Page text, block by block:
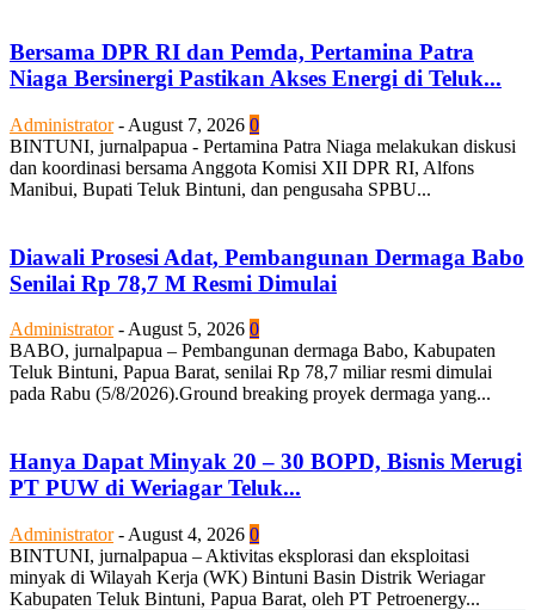
Bersama DPR RI dan Pemda, Pertamina Patra
Niaga Bersinergi Pastikan Akses Energi di Teluk...
Administrator - August 7, 2026 0
BINTUNI, jurnalpapua - Pertamina Patra Niaga melakukan diskusi
dan koordinasi bersama Anggota Komisi XII DPR RI, Alfons
Manibui, Bupati Teluk Bintuni, dan pengusaha SPBU...
Diawali Prosesi Adat, Pembangunan Dermaga Babo
Senilai Rp 78,7 M Resmi Dimulai
Administrator - August 5, 2026 0
BABO, jurnalpapua – Pembangunan dermaga Babo, Kabupaten
Teluk Bintuni, Papua Barat, senilai Rp 78,7 miliar resmi dimulai
pada Rabu (5/8/2026).Ground breaking proyek dermaga yang...
Hanya Dapat Minyak 20 – 30 BOPD, Bisnis Merugi
PT PUW di Weriagar Teluk...
Administrator - August 4, 2026 0
BINTUNI, jurnalpapua – Aktivitas eksplorasi dan eksploitasi
minyak di Wilayah Kerja (WK) Bintuni Basin Distrik Weriagar
Kabupaten Teluk Bintuni, Papua Barat, oleh PT Petroenergy...